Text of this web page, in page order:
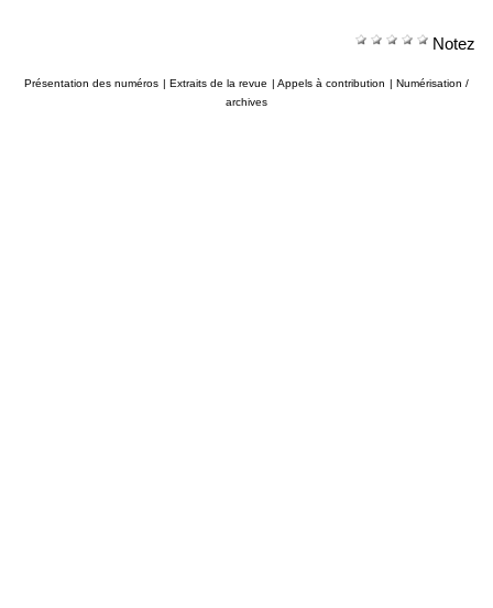
Notez
Présentation des numéros Extraits de la revue Appels à contribution
Numérisation /
archives